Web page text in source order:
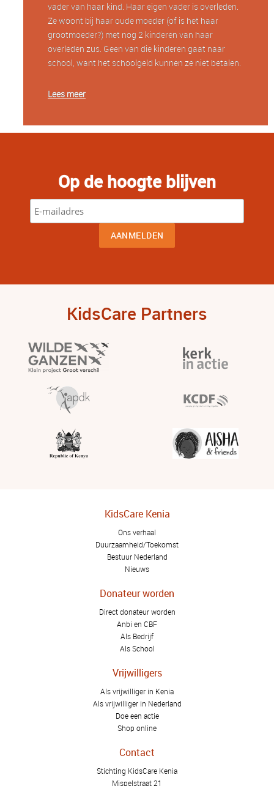
vader van haar kind. Haar eigen vader is overleden.
Ze woont bij haar oude moeder (of is het haar
grootmoeder?) met nog 2 kinderen van haar
overleden zus. Geen van die kinderen gaat naar
school, want het schoolgeld kunnen ze niet betalen.
Lees meer
Op de hoogte blijven
KidsCare Partners
KidsCare Kenia
Ons verhaal
Duurzaamheid/Toekomst
Bestuur Nederland
Nieuws
Donateur worden
Direct donateur worden
Anbi en CBF
Als Bedrijf
Als School
Vrijwilligers
Als vrijwilliger in Kenia
Als vrijwilliger in Nederland
Doe een actie
Shop online
Contact
Stichting KidsCare Kenia
Mispelstraat 21